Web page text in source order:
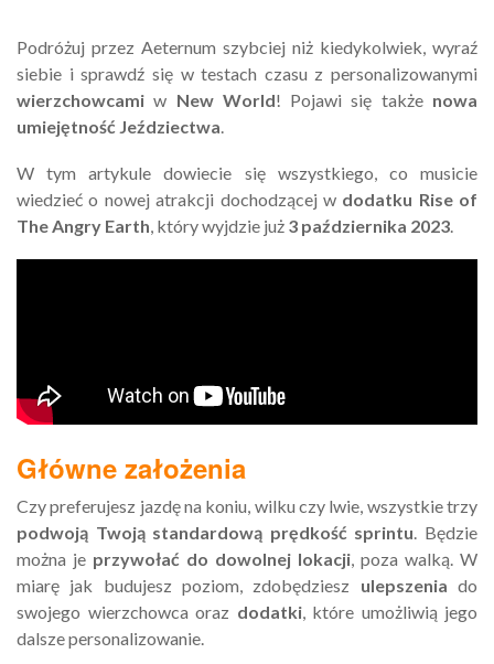
Podróżuj przez Aeternum szybciej niż kiedykolwiek, wyraź
siebie i sprawdź się w testach czasu z personalizowanymi
wierzchowcami w New World! Pojawi się także nowa
umiejętność Jeździectwa
W tym artykule dowiecie się wszystkiego, co musicie
wiedzieć o nowej atrakcji dochodzącej w dodatku Rise of
The Angry Earth , który wyjdzie już 3 października 2023
Główne założenia
Czy preferujesz jazdę na koniu, wilku czy lwie, wszystkie trzy
podwoją Twoją standardową prędkość sprintu . Będzie
można je przywołać do dowolnej lokacji , poza walką. W
miarę jak budujesz poziom, zdobędziesz ulepszenia do
swojego wierzchowca oraz dodatki, które umożliwią jego
dalsze personalizowanie.